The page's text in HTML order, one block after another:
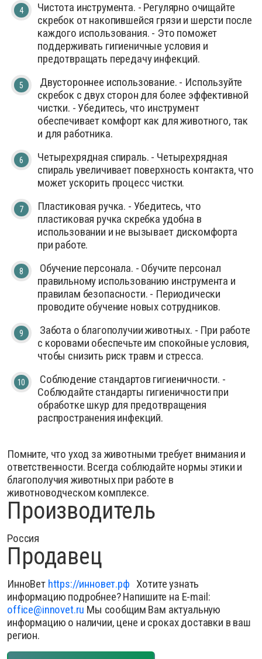
Чистота инструмента. - Регулярно очищайте
скребок от накопившейся грязи и шерсти после
каждого использования. - Это поможет
поддерживать гигиеничные условия и
предотвращать передачу инфекций.
Двустороннее использование. - Используйте
скребок с двух сторон для более эффективной
чистки. - Убедитесь, что инструмент
обеспечивает комфорт как для животного, так
и для работника.
Четырехрядная спираль. - Четырехрядная
спираль увеличивает поверхность контакта, что
может ускорить процесс чистки.
Пластиковая ручка. - Убедитесь, что
пластиковая ручка скребка удобна в
использовании и не вызывает дискомфорта
при работе.
Обучение персонала. - Обучите персонал
правильному использованию инструмента и
правилам безопасности. - Периодически
проводите обучение новых сотрудников.
Забота о благополучии животных. - При работе
с коровами обеспечьте им спокойные условия,
чтобы снизить риск травм и стресса.
Соблюдение стандартов гигиеничности. -
Соблюдайте стандарты гигиеничности при
обработке шкур для предотвращения
распространения инфекций.
Помните, что уход за животными требует внимания и
ответственности. Всегда соблюдайте нормы этики и
благополучия животных при работе в
животноводческом комплексе.
Производитель
Россия
Продавец
ИнноВет https://инновет.рф Хотите узнать
информацию подробнее? Напишите на E-mail:
office@innovet.ru Мы сообщим Вам актуальную
информацию о наличии, цене и сроках доставки в ваш
регион.